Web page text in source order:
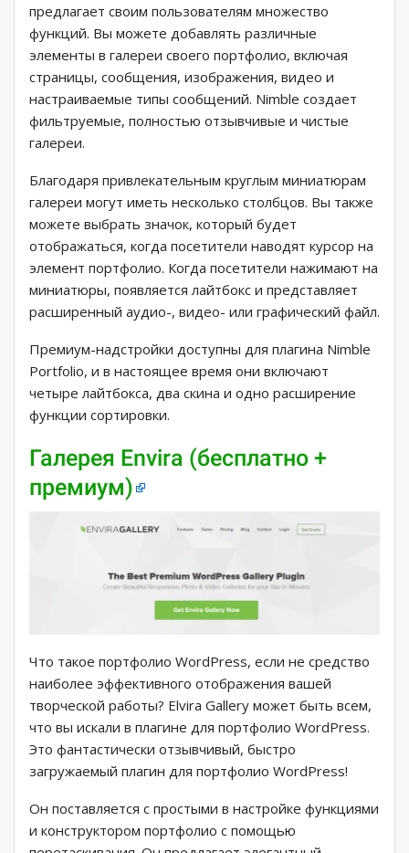
предлагает своим пользователям множество
функций. Вы можете добавлять различные
элементы в галереи своего портфолио, включая
страницы, сообщения, изображения, видео и
настраиваемые типы сообщений. Nimble создает
фильтруемые, полностью отзывчивые и чистые
галереи.
Благодаря привлекательным круглым миниатюрам
галереи могут иметь несколько столбцов. Вы также
можете выбрать значок, который будет
отображаться, когда посетители наводят курсор на
элемент портфолио. Когда посетители нажимают на
миниатюры, появляется лайтбокс и представляет
расширенный аудио-, видео- или графический файл.
Премиум-надстройки доступны для плагина Nimble
Portfolio, и в настоящее время они включают
четыре лайтбокса, два скина и одно расширение
функции сортировки.
Галерея Envira (бесплатно +
премиум)
Что такое портфолио WordPress, если не средство
наиболее эффективного отображения вашей
творческой работы? Elvira Gallery может быть всем,
что вы искали в плагине для портфолио WordPress.
Это фантастически отзывчивый, быстро
загружаемый плагин для портфолио WordPress!
Он поставляется с простыми в настройке функциями
и конструктором портфолио с помощью